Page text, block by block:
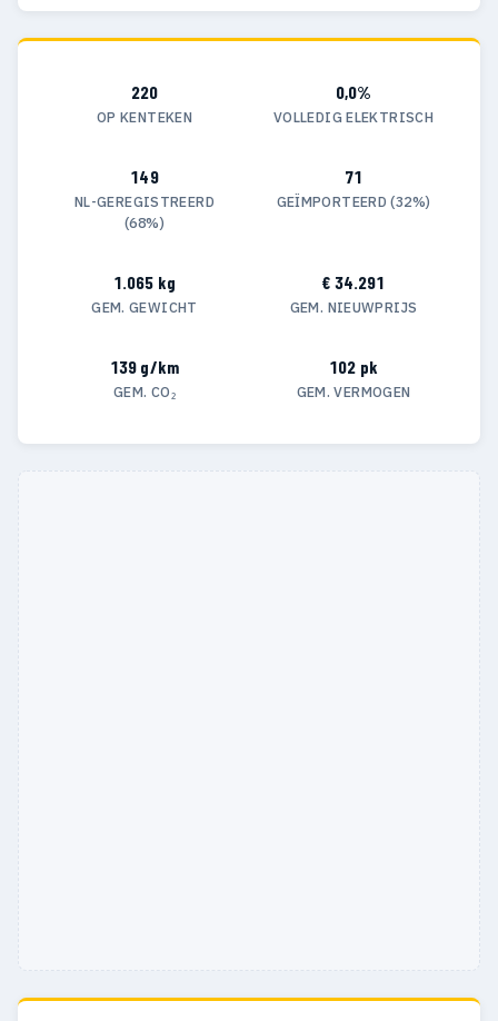
220
OP KENTEKEN
0,0%
VOLLEDIG ELEKTRISCH
149
NL-GEREGISTREERD
(68%)
71
GEÏMPORTEERD (32%)
1.065 kg
GEM. GEWICHT
€ 34.291
GEM. NIEUWPRIJS
139 g/km
GEM. CO₂
102 pk
GEM. VERMOGEN